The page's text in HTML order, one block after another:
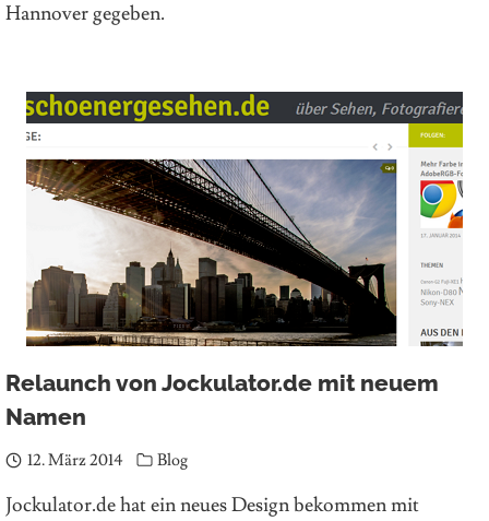
Hannover gegeben.
Relaunch von Jockulator.de mit neuem
Namen
12. März 2014 Blog
Jockulator.de hat ein neues Design bekommen mit